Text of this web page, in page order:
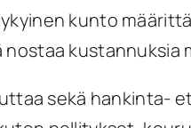
kunto
kustannuksia
sekä hankinta-